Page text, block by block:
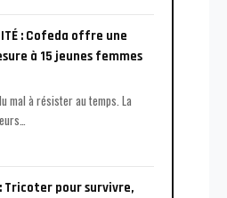
: Cofeda offre une
à 15 jeunes femmes
mal à résister au temps. La
: Tricoter pour survivre,